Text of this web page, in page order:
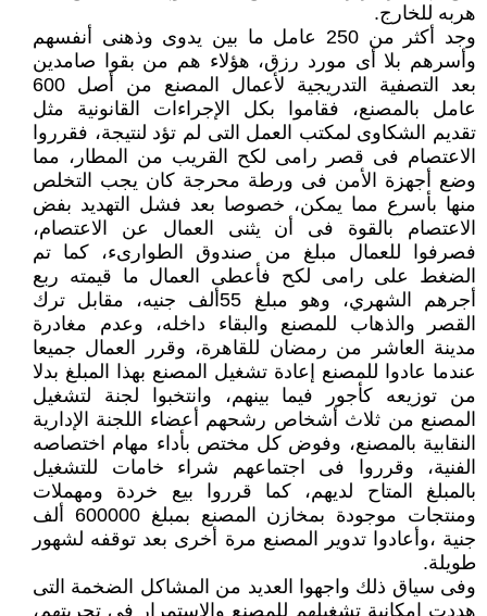
هربه للخارج.
وجد أكثر من 250 عامل ما بين يدوى وذهنى أنفسهم
وأسرهم بلا أى مورد رزق، هؤلاء هم من بقوا صامدين
بعد التصفية التدريجية لأعمال المصنع من أصل 600
عامل بالمصنع، فقاموا بكل الإجراءات القانونية مثل
تقديم الشكاوى لمكتب العمل التى لم تؤد لنتيجة، فقرروا
الاعتصام فى قصر رامى لكح القريب من المطار، مما
وضع أجهزة الأمن فى ورطة محرجة كان يجب التخلص
منها بأسرع مما يمكن، خصوصا بعد فشل التهديد بفض
الاعتصام بالقوة فى أن يثنى العمال عن الاعتصام،
فصرفوا للعمال مبلغ من صندوق الطوارىء، كما تم
الضغط على رامى لكح فأعطى العمال ما قيمته ربع
أجرهم الشهري، وهو مبلغ 55ألف جنيه، مقابل ترك
القصر والذهاب للمصنع والبقاء داخله، وعدم مغادرة
مدينة العاشر من رمضان للقاهرة، وقرر العمال جميعا
عندما عادوا للمصنع إعادة تشغيل المصنع بهذا المبلغ بدلا
من توزيعه كأجور فيما بينهم، وانتخبوا لجنة لتشغيل
المصنع من ثلاث أشخاص رشحهم أعضاء اللجنة الإدارية
النقابية بالمصنع، وفوض كل مختص بأداء مهام اختصاصه
الفنية، وقرروا فى اجتماعهم شراء خامات للتشغيل
بالمبلغ المتاح لديهم، كما قرروا بيع خردة ومهملات
ومنتجات موجودة بمخازن المصنع بمبلغ 600000 ألف
جنية ،وأعادوا تدوير المصنع مرة أخرى بعد توقفه لشهور
طويلة.
وفى سياق ذلك واجهوا العديد من المشاكل الضخمة التى
هددت إمكانية تشغيلهم للمصنع والاستمرار فى تجربتهم،